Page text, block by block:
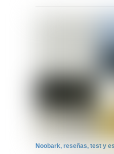
Noobark, reseñas, test y